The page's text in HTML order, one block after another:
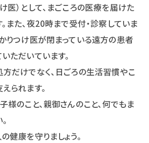
医）として、まごころの医療を届けた
また、夜20時まで受付・診察していま
りつけ医が閉まっている遠方の患者
ただいています。
だけでなく、日ごろの生活習慣やこ
られます。
様のこと、親御さんのこと、何でもま
健康を守りましょう。